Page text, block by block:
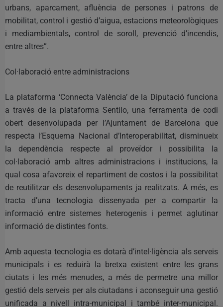
urbans, aparcament, afluència de persones i patrons de
mobilitat, control i gestió d’aigua, estacions meteorològiques
i mediambientals, control de soroll, prevenció d’incendis,
entre altres”.
Col·laboració entre administracions
La plataforma ‘Connecta València’ de la Diputació funciona
a través de la plataforma Sentilo, una ferramenta de codi
obert desenvolupada per l’Ajuntament de Barcelona que
respecta l’Esquema Nacional d’Interoperabilitat, disminueix
la dependència respecte al proveïdor i possibilita la
col·laboració amb altres administracions i institucions, la
qual cosa afavoreix el repartiment de costos i la possibilitat
de reutilitzar els desenvolupaments ja realitzats. A més, es
tracta d’una tecnologia dissenyada per a compartir la
informació entre sistemes heterogenis i permet aglutinar
informació de distintes fonts.
Amb aquesta tecnologia es dotarà d’intel·ligència als serveis
municipals i es reduirà la bretxa existent entre les grans
ciutats i les més menudes, a més de permetre una millor
gestió dels serveis per als ciutadans i aconseguir una gestió
unificada a nivell intra-municipal i també inter-municipal.